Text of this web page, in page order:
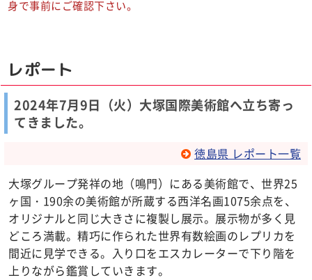
身で事前にご確認下さい。
レポート
2024年7月9日（火）大塚国際美術館へ立ち寄っ
てきました。
徳島県 レポート一覧
大塚グループ発祥の地（鳴門）にある美術館で、世界25
ヶ国・190余の美術館が所蔵する西洋名画1075余点を、
オリジナルと同じ大きさに複製し展示。展示物が多く見
どころ満載。精巧に作られた世界有数絵画のレプリカを
間近に見学できる。入り口をエスカレーターで下り階を
上りながら鑑賞していきます。